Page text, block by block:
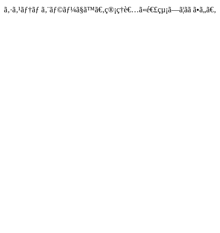
ã‚·ã‚¹ãƒ†ãƒ ã‚¨ãƒ©ãƒ¼ã§ã™ã€‚ç®¡ç†è€…ã«é€£çµ¡ã—ã¦ãã ã•ã„ã€‚